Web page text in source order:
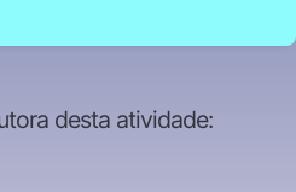
desta atividade: